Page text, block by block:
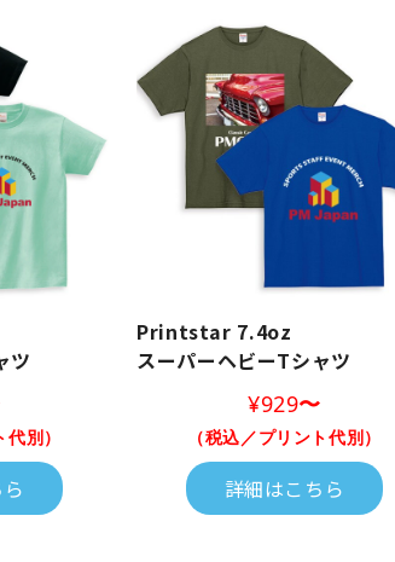
ツ
別）
Printstar 7.4oz
スーパーヘビーTシャツ
¥929〜
（税込／プリント代別）
詳細はこちら